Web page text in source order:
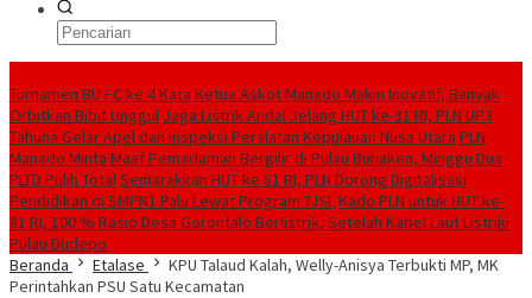
Turnamen BU FC ke 4 Kata Ketua Askot Manado Makin Inovatif, Banyak
Orbitkan Bibit Unggul Jaga Listrik Andal Jelang HUT ke-81 RI, PLN UP3
Tahuna Gelar Apel dan Inspeksi Peralatan Kepulauan Nusa Utara PLN
Manado Minta Maaf Pemadaman Bergilir di Pulau Bunaken, Minggu Dua
PLTD Pulih TotalSemarakkan HUT ke 81 RI, PLN Dorong Digitalisasi
Pendidikan di SMPN1 Palu Lewat Program TJSLKado PLN untuk HUT ke-
81 RI, 100 % Rasio Desa Gorontalo Berlistrik, Setelah Kabel Laut Listriki
Pulau Dudepo
Beranda
Etalase
KPU Talaud Kalah, Welly-Anisya Terbukti MP, MK
Perintahkan PSU Satu Kecamatan